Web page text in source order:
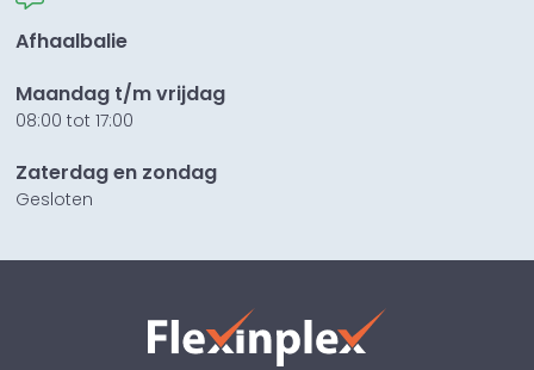
Afhaalbalie
Maandag t/m vrijdag
08:00 tot 17:00
Zaterdag en zondag
Gesloten